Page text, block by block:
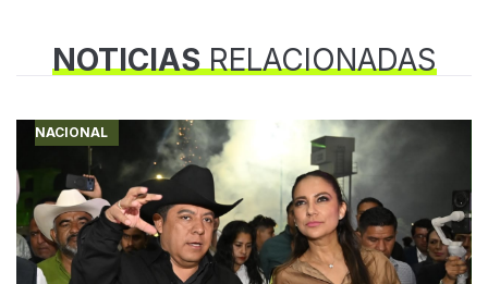
NOTICIASRELACIONADAS
NACIONAL